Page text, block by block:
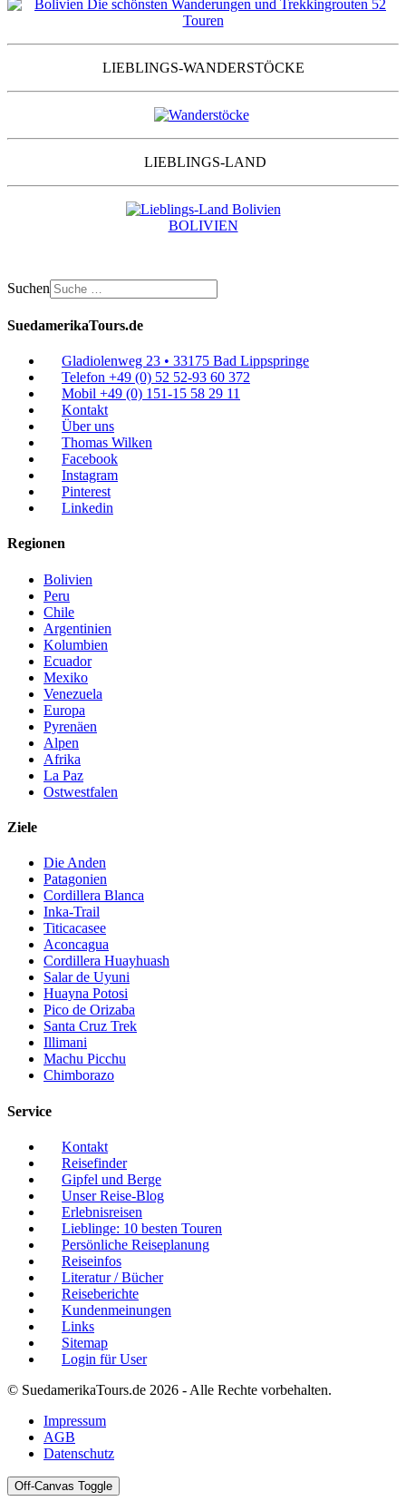
LIEBLINGS-WANDERSTÖCKE
LIEBLINGS-LAND
BOLIVIEN
Suchen
SuedamerikaTours.de
Gladiolenweg 23 • 33175 Bad Lippspringe
Telefon +49 (0) 52 52-93 60 372
Mobil +49 (0) 151-15 58 29 11
Kontakt
Über uns
Thomas Wilken
Facebook
Instagram
Pinterest
Linkedin
Regionen
Bolivien
Peru
Chile
Argentinien
Kolumbien
Ecuador
Mexiko
Venezuela
Europa
Pyrenäen
Alpen
Afrika
La Paz
Ostwestfalen
Ziele
Die Anden
Patagonien
Cordillera Blanca
Inka-Trail
Titicacasee
Aconcagua
Cordillera Huayhuash
Salar de Uyuni
Huayna Potosi
Pico de Orizaba
Santa Cruz Trek
Illimani
Machu Picchu
Chimborazo
Service
Kontakt
Reisefinder
Gipfel und Berge
Unser Reise-Blog
Erlebnisreisen
Lieblinge: 10 besten Touren
Persönliche Reiseplanung
Reiseinfos
Literatur / Bücher
Reiseberichte
Kundenmeinungen
Links
Sitemap
Login für User
© SuedamerikaTours.de 2026 - Alle Rechte vorbehalten.
Impressum
AGB
Datenschutz
Off-Canvas Toggle